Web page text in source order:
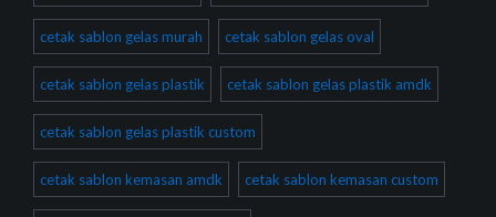
cetak sablon gelas murah cetak sablon gelas oval
cetak sablon gelas plastik cetak sablon gelas plastik amdk
cetak sablon gelas plastik custom
cetak sablon kemasan amdk cetak sablon kemasan custom